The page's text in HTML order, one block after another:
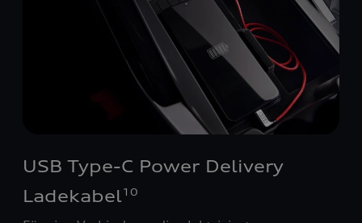
USB Type-C Power Delivery
Ladekabel10